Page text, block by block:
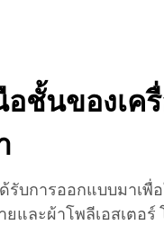
ชั้นของเค
รับการออกแบบมาเ
และผ้าโพลีเอสเตอร์